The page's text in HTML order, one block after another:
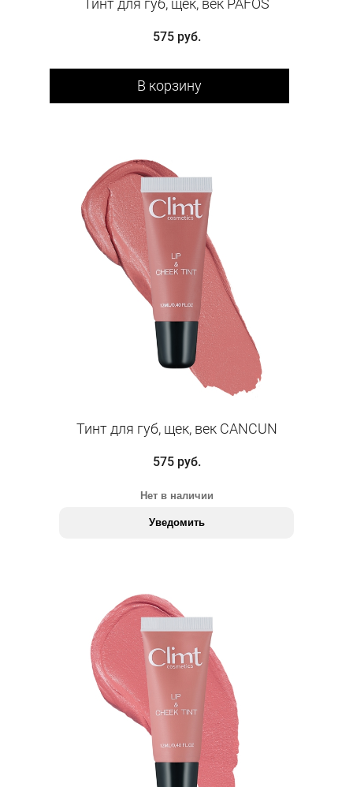
Тинт для губ, щек, век PAFOS
575 руб.
В корзину
Тинт для губ, щек, век CANCUN
575 руб.
Нет в наличии
Уведомить